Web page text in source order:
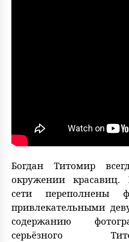
Богдан Титомир
окружении красавиц.
сети переполнены
привлекательными
содержанию
серьёзного